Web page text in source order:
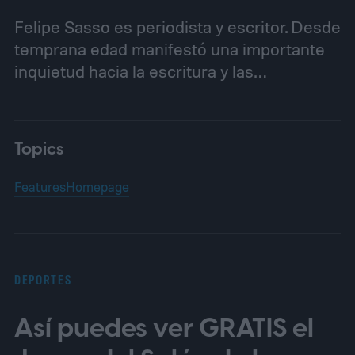
Felipe Sasso es periodista y escritor. Desde
temprana edad manifestó una importante
inquietud hacia la escritura y las…
Topics
FeaturesHomepage
DEPORTES
Así puedes ver GRATIS el